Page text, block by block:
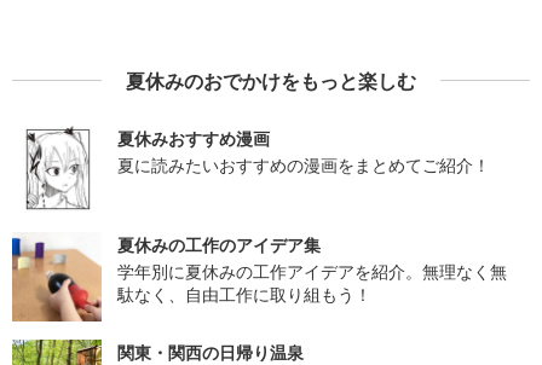
夏休みのおでかけをもっと楽しむ
夏休みおすすめ漫画
夏に読みたいおすすめの漫画をまとめてご紹介！
夏休みの工作のアイデア集
学年別に夏休みの工作アイデアを紹介。無理なく無
駄なく、自由工作に取り組もう！
関東・関西の日帰り温泉